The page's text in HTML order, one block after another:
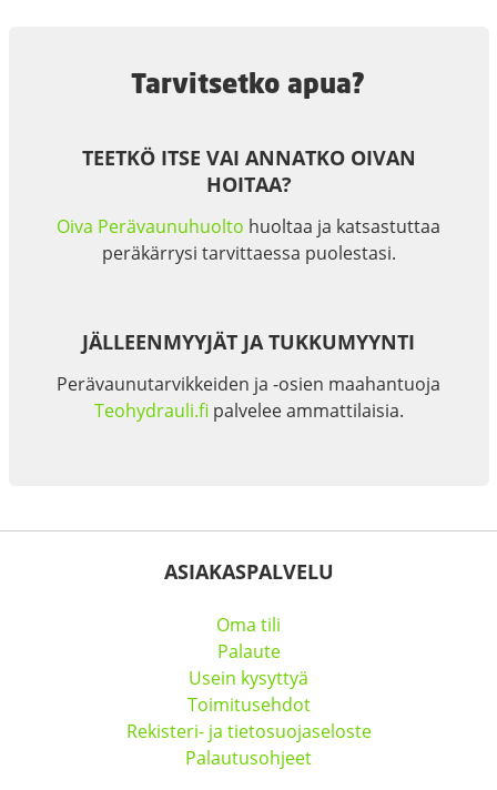
Tarvitsetko apua?
TEETKÖ ITSE VAI ANNATKO OIVAN
HOITAA?
Oiva Perävaunuhuolto huoltaa ja katsastuttaa
peräkärrysi tarvittaessa puolestasi.
JÄLLEENMYYJÄT JA TUKKUMYYNTI
Perävaunutarvikkeiden ja -osien maahantuoja
Teohydrauli.fi palvelee ammattilaisia.
ASIAKASPALVELU
Oma tili
Palaute
Usein kysyttyä
Toimitusehdot
Rekisteri- ja tietosuojaseloste
Palautusohjeet